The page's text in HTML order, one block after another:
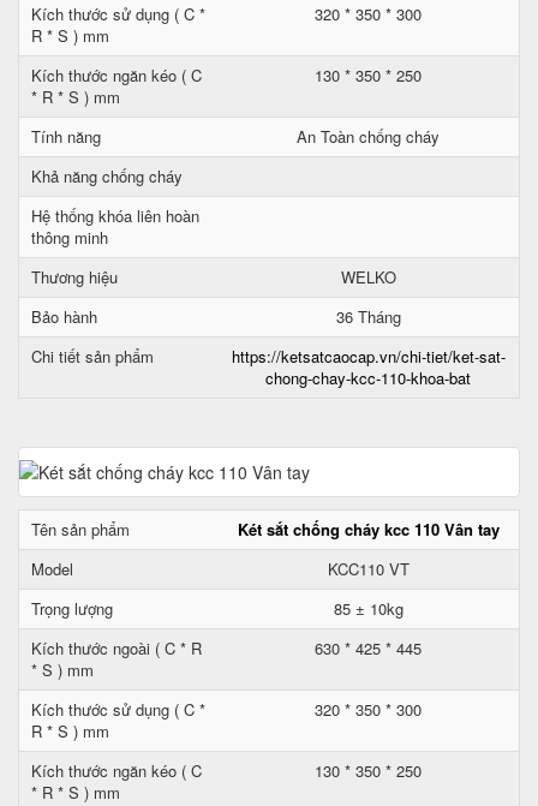
Kích thước sử dụng ( C *
R * S ) mm
320 * 350 * 300
Kích thước ngăn kéo ( C
* R * S ) mm
130 * 350 * 250
Tính năng
An Toàn chống cháy
Khả năng chống cháy
Hệ thống khóa liên hoàn
thông minh
Thương hiệu
WELKO
Bảo hành
36 Tháng
Chi tiết sản phẩm
https://ketsatcaocap.vn/chi-tiet/ket-sat-
chong-chay-kcc-110-khoa-bat
Tên sản phẩm
Két sắt chống cháy kcc 110 Vân tay
Model
KCC110 VT
Trọng lượng
85 ± 10kg
Kích thước ngoài ( C * R
* S ) mm
630 * 425 * 445
Kích thước sử dụng ( C *
R * S ) mm
320 * 350 * 300
Kích thước ngăn kéo ( C
* R * S ) mm
130 * 350 * 250